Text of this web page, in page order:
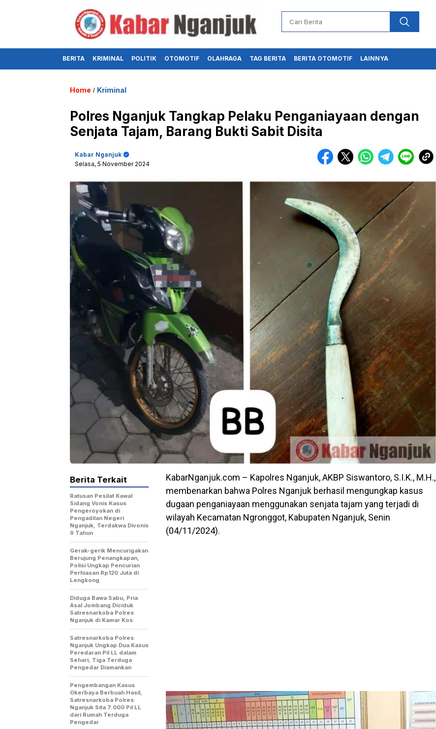
BERITA KRIMINAL POLITIK OTOMOTIF OLAHRAGA TAG BERITA BERITA OTOMOTIF LAINNYA
Home / Kriminal
Polres Nganjuk Tangkap Pelaku Penganiayaan dengan
Senjata Tajam, Barang Bukti Sabit Disita
Kabar Nganjuk
Selasa, 5 November 2024
KabarNganjuk.com – Kapolres Nganjuk, AKBP Siswantoro, S.I.K., M.H.,
membenarkan bahwa Polres Nganjuk berhasil mengungkap kasus
dugaan penganiayaan menggunakan senjata tajam yang terjadi di
wilayah Kecamatan Ngronggot, Kabupaten Nganjuk, Senin
(04/11/2024).
Berita Terkait
Ratusan Pesilat Kawal
Sidang Vonis Kasus
Pengeroyokan di
Pengadilan Negeri
Nganjuk, Terdakwa Divonis
9 Tahun
Gerak-gerik Mencurigakan
Berujung Penangkapan,
Polisi Ungkap Pencurian
Perhiasan Rp120 Juta di
Lengkong
Diduga Bawa Sabu, Pria
Asal Jombang Diciduk
Satresnarkoba Polres
Nganjuk di Kamar Kos
Satresnarkoba Polres
Nganjuk Ungkap Dua Kasus
Peredaran Pil LL dalam
Sehari, Tiga Terduga
Pengedar Diamankan
Pengembangan Kasus
Okerbaya Berbuah Hasil,
Satresnarkoba Polres
Nganjuk Sita 7.000 Pil LL
dari Rumah Terduga
Pengedar